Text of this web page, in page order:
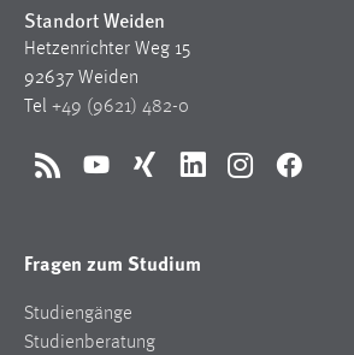
Standort Weiden
Hetzenrichter Weg 15
92637 Weiden
Tel +49 (9621) 482-0
RSS YouTubeXing LinkedInInstagramFacebook
Fragen zum Studium
Studiengänge
Studienberatung